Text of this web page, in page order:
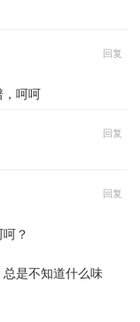
回复
，呵呵
回复
回复
？
是不知道什么味